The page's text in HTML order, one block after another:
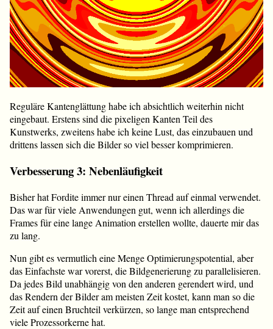
Reguläre Kantenglättung habe ich absichtlich weiterhin nicht
eingebaut. Erstens sind die pixeligen Kanten Teil des
Kunstwerks, zweitens habe ich keine Lust, das einzubauen und
drittens lassen sich die Bilder so viel besser komprimieren.
Verbesserung 3: Nebenläufigkeit
Bisher hat Fordite immer nur einen Thread auf einmal verwendet.
Das war für viele Anwendungen gut, wenn ich allerdings die
Frames für eine lange Animation erstellen wollte, dauerte mir das
zu lang.
Nun gibt es vermutlich eine Menge Optimierungspotential, aber
das Einfachste war vorerst, die Bildgenerierung zu parallelisieren.
Da jedes Bild unabhängig von den anderen gerendert wird, und
das Rendern der Bilder am meisten Zeit kostet, kann man so die
Zeit auf einen Bruchteil verkürzen, so lange man entsprechend
viele Prozessorkerne hat.